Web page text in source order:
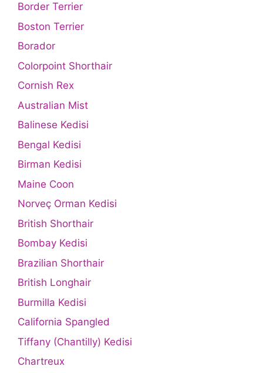
Border Terrier
Boston Terrier
Borador
Colorpoint Shorthair
Cornish Rex
Australian Mist
Balinese Kedisi
Bengal Kedisi
Birman Kedisi
Maine Coon
Norveç Orman Kedisi
British Shorthair
Bombay Kedisi
Brazilian Shorthair
British Longhair
Burmilla Kedisi
California Spangled
Tiffany (Chantilly) Kedisi
Chartreux